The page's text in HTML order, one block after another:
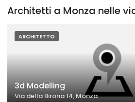
Architetti a Monza nelle
ARCHITETTO
3d Modelling
Via della Birona 14, Monza